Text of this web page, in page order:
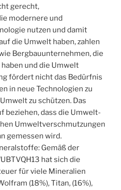
gerecht,
modernere und
nutzen und damit
die Umwelt haben, zahlen
Bergbauunternehmen, die
und die Umwelt
fördert nicht das Bedürfnis
in neue Technologien zu
zu schützen. Das
beziehen, dass die Umwelt-
Umweltverschmutzungen
gemessen wird.
Gemäß der
hat sich die
für viele Mineralien
(18%), Titan, (16%),